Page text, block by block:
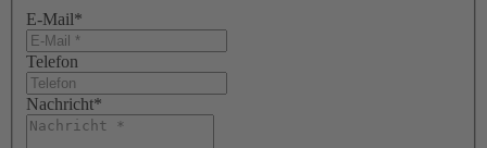
E-Mail*
Telefon
Nachricht*